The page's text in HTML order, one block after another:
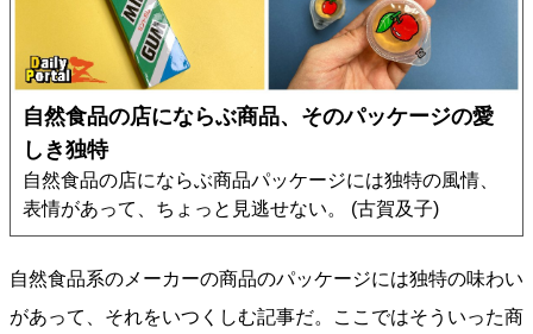
自然食品の店にならぶ商品、そのパッケージの愛
しき独特
自然食品の店にならぶ商品パッケージには独特の風情、
表情があって、ちょっと見逃せない。 (古賀及子)
自然食品系のメーカーの商品のパッケージには独特の味わい
があって、それをいつくしむ記事だ。ここではそういった商